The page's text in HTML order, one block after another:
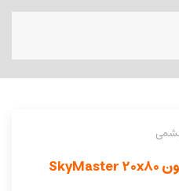
دوربین دوچشمی سلسترون SkyMaster 20x80